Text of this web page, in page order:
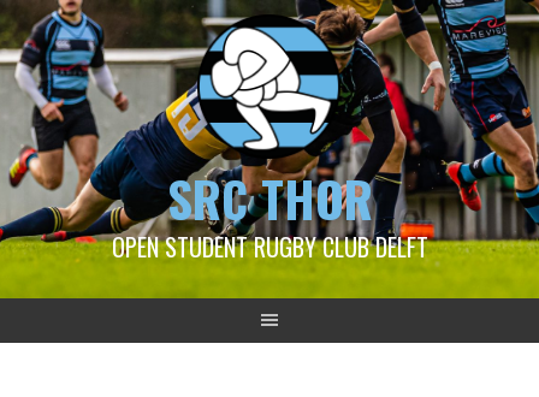
SRC THOR
OPEN STUDENT RUGBY CLUB DELFT